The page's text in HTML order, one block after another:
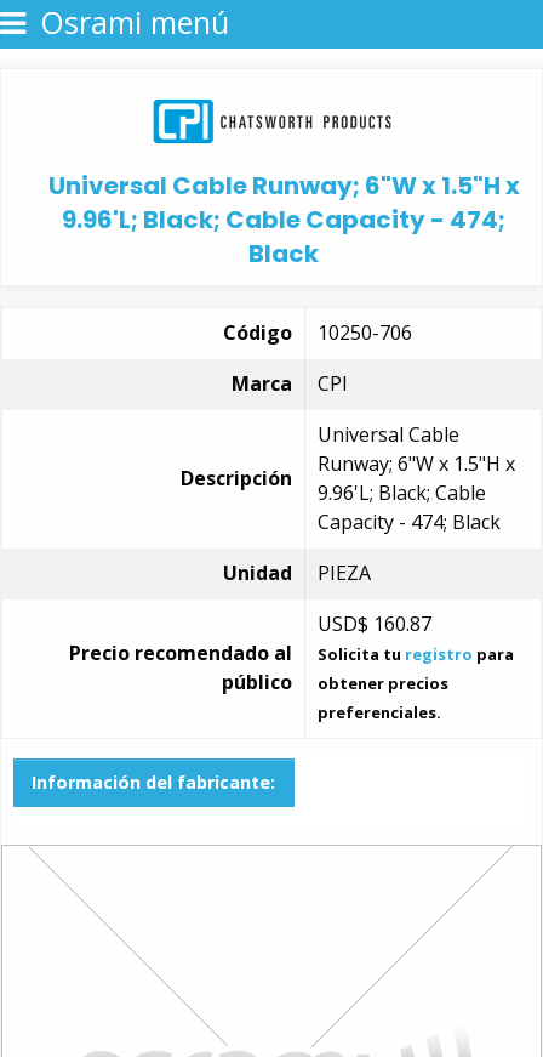
Osrami menú
Universal Cable Runway; 6"W x 1.5"H x
9.96'L; Black; Cable Capacity - 474;
Black
Código
10250-706
Marca
CPI
Descripción
Universal Cable
Runway; 6"W x 1.5"H x
9.96'L; Black; Cable
Capacity - 474; Black
Unidad
PIEZA
Precio recomendado al
público
USD$ 160.87
Solicita tu registro para
obtener precios
preferenciales.
Información del fabricante: